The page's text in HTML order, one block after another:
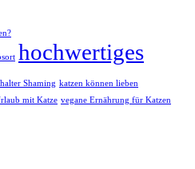
hochwertiges
Shaming katzen können lieben
mit Katze vegane Ernährung für Katzen